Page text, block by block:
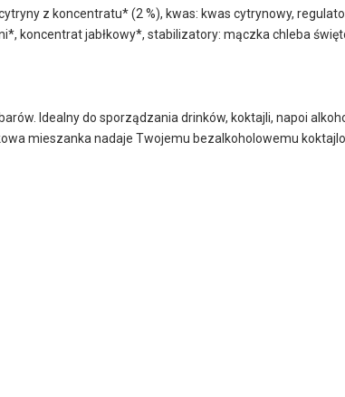
z koncentratu* (2 %), kwas: kwas cytrynowy,
koncentrat jabłkowy*, stabilizatory: mączka chleba
Idealny do sporządzania drinków, koktajli, napoi
mieszanka nadaje Twojemu bezalkoholowemu